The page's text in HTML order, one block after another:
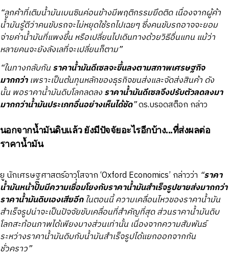
“ลูกค้าที่เติมน้ำมันเบนซินค่อนข้างมีพฤติกรรมยึดติด เนื่องจากผู้ค้า
น้ำมันรู้ดีว่าคนขับรถจะไม่หยุดใช้รถไปเฉยๆ ซึ่งคนขับรถอาจจะยอม
จ่ายค่าน้ำมันที่แพงขึ้น หรือเปลี่ยนไปเดินทางด้วยวิธีอื่นแทน แม้ว่า
หลายคนจะยังลังเลที่จะเปลี่ยนก็ตาม”
“ในทางกลับกันราคาน้ำมันดีเซลจะขึ้นลงตามสภาพเศรษฐกิจ
มากกว่าเพราะเป็นต้นทุนหลักของธุรกิจขนส่งและจัดส่งสินค้า ดัง
นั้น พอราคาน้ำมันดิบโลกลดลงราคาน้ำมันดีเซลจึงปรับตัวลดลงมา
มากกว่าน้ำมันประเภทอื่นอย่างเห็นได้ชัด”ดร.บรอดสต็อก กล่าว
นอกจากน้ำมันดิบแล้ว ยังมีปัจจัยอะไรอีกบ้าง...ที่ส่งผลต่อ
ราคาน้ำมัน
ยู นักเศรษฐศาสตร์อาวุโสจาก ‘Oxford Economics’ กล่าวว่า “ราคา
น้ำมันหน้าปั๊มมีความเชื่อมโยงกับราคาน้ำมันสำเร็จรูปขายส่งมากกว่า
ราคาน้ำมันดิบเองเสียอีกในตอนนี้ ความเคลื่อนไหวของราคาน้ำมัน
สำเร็จรูปน่าจะเป็นปัจจัยขับเคลื่อนที่สำคัญที่สุด ส่วนราคาน้ำมันดิบ
โลกสะท้อนภาพได้เพียงบางส่วนเท่านั้น เนื่องจากความสัมพันธ์
ระหว่างราคาน้ำมันดิบกับน้ำมันสำเร็จรูปได้แยกออกจากกัน
ชั่วคราว”